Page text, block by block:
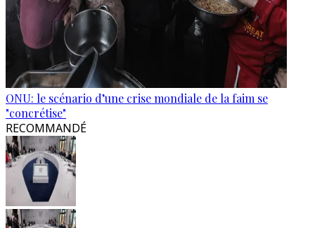
ONU: le scénario d’une crise mondiale de la faim se
"concrétise"
RECOMMANDÉ